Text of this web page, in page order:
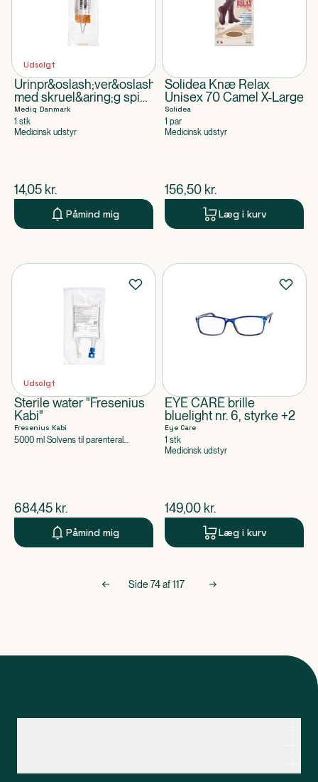
Udsolgt
Urinpr&oslash;ver&oslash;r
med skruel&aring;g spids
110 x 116 mm
Mediq Danmark
1 stk
Medicinsk udstyr
$nuværende pris
14,05 kr.
Påmind mig
Solidea Knæ Relax
Unisex 70 Camel X-Large
Solidea
1 par
Medicinsk udstyr
$nuværende pris
156,50 kr.
Læg i kurv
Udsolgt
Sterile water "Fresenius
Kabi"
Fresenius Kabi
5000 ml Solvens til parenteral
$nuværende pris
684,45 kr.
Påmind mig
EYE CARE brille
bluelight nr. 6, styrke +2
Eye Care
1 stk
Medicinsk udstyr
$nuværende pris
149,00 kr.
Læg i kurv
Side74af117